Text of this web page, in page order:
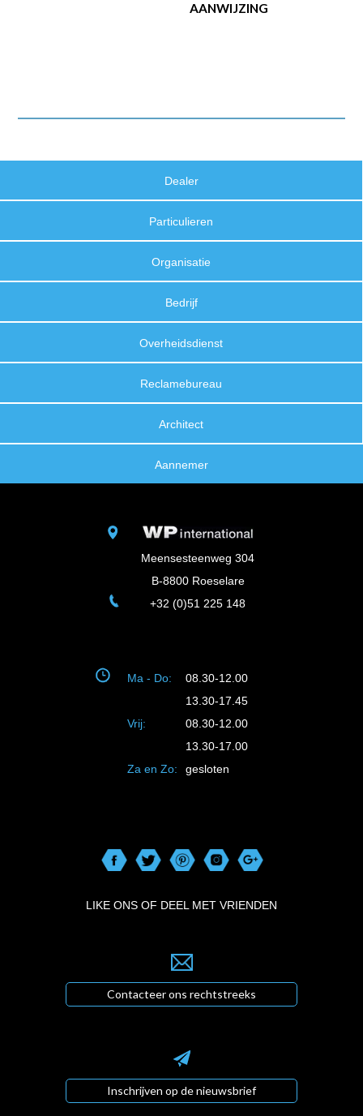
AANWIJZING
Dealer
Particulieren
Organisatie
Bedrijf
Overheidsdienst
Reclamebureau
Architect
Aannemer
Meensesteenweg 304
B-8800 Roeselare
+32 (0)51 225 148
Ma - Do:
08.30-12.00
13.30-17.45
Vrij:
08.30-12.00
13.30-17.00
Za en Zo:
gesloten
LIKE ONS OF DEEL MET VRIENDEN
Contacteer ons rechtstreeks
Inschrijven op de nieuwsbrief